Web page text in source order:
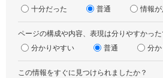
十分だった
普通 情報
ページの構成や内容、表現は分りやすかった
分かりやすい
普通 分
この情報をすぐに見つけられましたか？